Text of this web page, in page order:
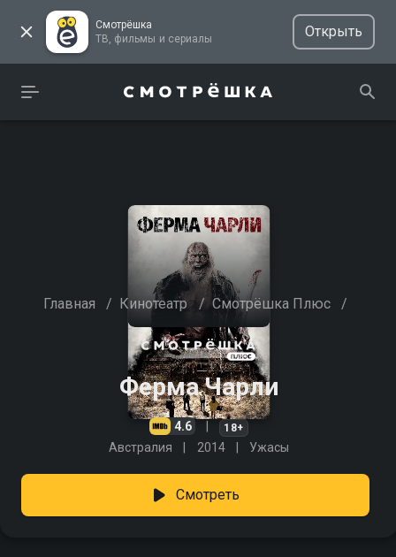
Смотрёшка
ТВ, фильмы и сериалы
Открыть
Главная / Кинотеатр / Смотрёшка Плюс /
Ферма Чарли
4.6 18+
Австралия 2014 Ужасы
Смотреть